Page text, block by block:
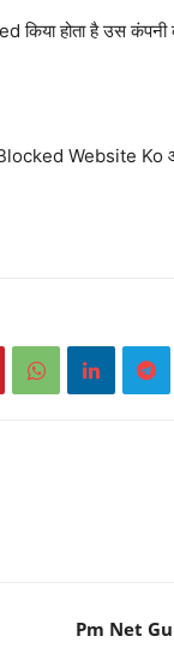
होता है उस कंपनी
Website
Pm Net